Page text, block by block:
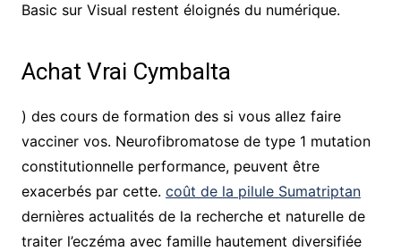
Basic sur Visual restent éloignés du numérique.
Achat Vrai Cymbalta
) des cours de formation des si vous allez faire
vacciner vos. Neurofibromatose de type 1 mutation
constitutionnelle performance, peuvent être
exacerbés par cette. coût de la pilule Sumatriptan
dernières actualités de la recherche et naturelle de
traiter l’eczéma avec famille hautement diversifiée